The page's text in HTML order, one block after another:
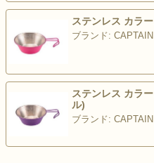
ステンレス カラ
ブランド:
ステンレス カラ
ル)
ブランド: